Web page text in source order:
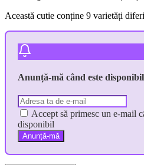
Această cutie conține 9 varietăți
Anunță-mă când este disponibil
Accept să primesc un e-mail
disponibil
Anunță-mă